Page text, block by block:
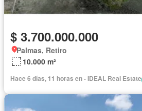
$ 3.700.000.000
Palmas, Retiro
10.000 m²
Hace 6 días, 11 horas en - IDEAL Real Estate